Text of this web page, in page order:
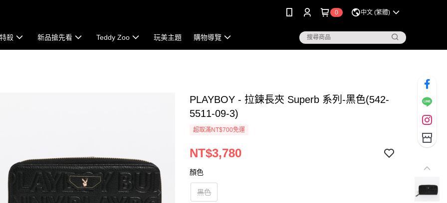
0 中文 (繁體)
殺 新品搶先看 Teddy Zoo 玩美主題 購物導覽
PLAYBOY - 拉鍊長夾 Superb 系列-黑色(542-
5511-09-3)
超取滿NT$700免運
NT$3,780
顏色
黑色